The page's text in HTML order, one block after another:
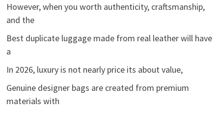
However, when you worth authenticity, craftsmanship,
and the
Best duplicate luggage made from real leather will have
a
In 2026, luxury is not nearly price its about value,
Genuine designer bags are created from premium
materials with